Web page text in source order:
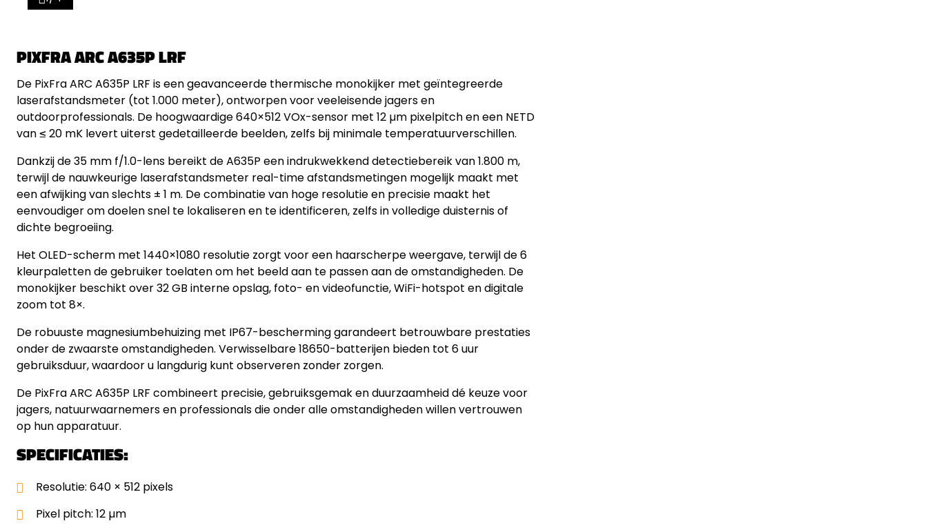
PIXFRA ARC A635P LRF
De PixFra ARC A635P LRF is een geavanceerde thermische monokijker met geïntegreerde
laserafstandsmeter (tot 1.000 meter), ontworpen voor veeleisende jagers en
outdoorprofessionals. De hoogwaardige 640×512 VOx-sensor met 12 µm pixelpitch en een NETD
van ≤ 20 mK levert uiterst gedetailleerde beelden, zelfs bij minimale temperatuurverschillen.
Dankzij de 35 mm f/1.0-lens bereikt de A635P een indrukwekkend detectiebereik van 1.800 m,
terwijl de nauwkeurige laserafstandsmeter real-time afstandsmetingen mogelijk maakt met
een afwijking van slechts ± 1 m. De combinatie van hoge resolutie en precisie maakt het
eenvoudiger om doelen snel te lokaliseren en te identificeren, zelfs in volledige duisternis of
dichte begroeiing.
Het OLED-scherm met 1440×1080 resolutie zorgt voor een haarscherpe weergave, terwijl de 6
kleurpaletten de gebruiker toelaten om het beeld aan te passen aan de omstandigheden. De
monokijker beschikt over 32 GB interne opslag, foto- en videofunctie, WiFi-hotspot en digitale
zoom tot 8×.
De robuuste magnesiumbehuizing met IP67-bescherming garandeert betrouwbare prestaties
onder de zwaarste omstandigheden. Verwisselbare 18650-batterijen bieden tot 6 uur
gebruiksduur, waardoor u langdurig kunt observeren zonder zorgen.
De PixFra ARC A635P LRF combineert precisie, gebruiksgemak en duurzaamheid dé keuze voor
jagers, natuurwaarnemers en professionals die onder alle omstandigheden willen vertrouwen
op hun apparatuur.
SPECIFICATIES:
Resolutie: 640 × 512 pixels
Pixel pitch: 12 µm